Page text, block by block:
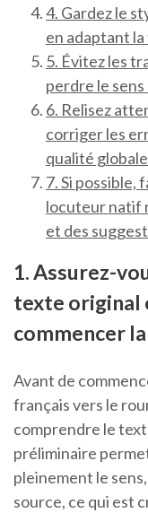
4. Gardez le
en adaptant
5. Évitez les
perdre le
6. Relisez
corriger les
qualité
7. Si
locuteur natif
et des
1. Assurez-
texte original
commencer
Avant de
français vers le
comprendre le
préliminaire
pleinement le
source, ce qui est